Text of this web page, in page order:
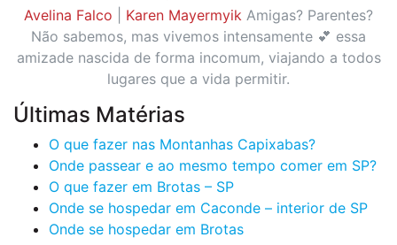
Avelina Falco Karen Mayermyik Amigas? Parentes?
Não sabemos, mas vivemos intensamente 💕 essa
amizade nascida de forma incomum, viajando a todos
lugares que a vida permitir.
Últimas Matérias
O que fazer nas Montanhas Capixabas?
Onde passear e ao mesmo tempo comer em SP?
O que fazer em Brotas – SP
Onde se hospedar em Caconde – interior de SP
Onde se hospedar em Brotas